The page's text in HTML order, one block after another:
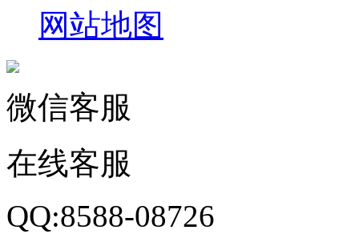
网站地图
微信客服
在线客服
QQ:8588-08726